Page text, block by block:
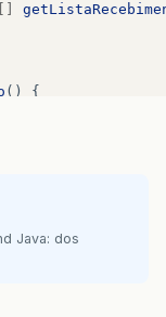
()
{
Java: dos